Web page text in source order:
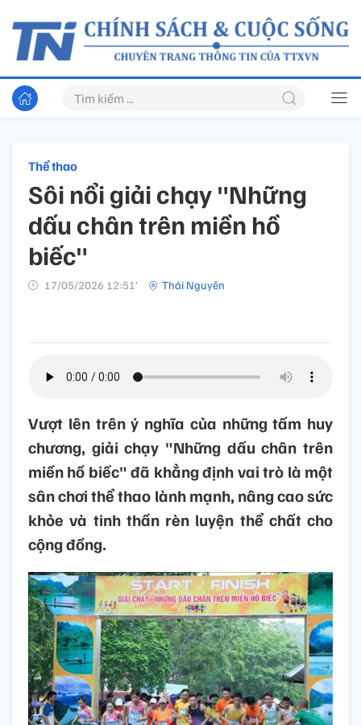
Thể thao
Sôi nổi giải chạy "Những
dấu chân trên miền hồ
biếc"
17/05/2026 12:51’ Thái Nguyên
Vượt lên trên ý nghĩa của những tấm huy
chương, giải chạy "Những dấu chân trên
miền hồ biếc" đã khẳng định vai trò là một
sân chơi thể thao lành mạnh, nâng cao sức
khỏe và tinh thần rèn luyện thể chất cho
cộng đồng.